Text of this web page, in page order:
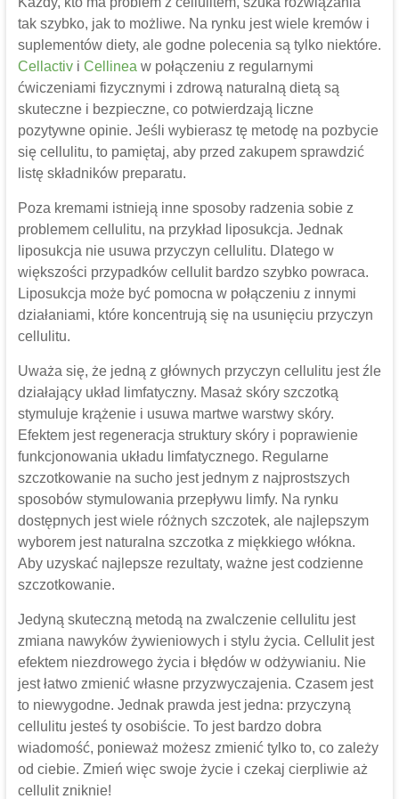
tak szybko, jak to możliwe. Na rynku jest wiele kremów i
suplementów diety, ale godne polecenia są tylko niektóre.
Cellactivi Cellinea w połączeniu z regularnymi
ćwiczeniami fizycznymi i zdrową naturalną dietą są
skuteczne i bezpieczne, co potwierdzają liczne
pozytywne opinie. Jeśli wybierasz tę metodę na pozbycie
się cellulitu, to pamiętaj, aby przed zakupem sprawdzić
listę składników preparatu.
Poza kremami istnieją inne sposoby radzenia sobie z
problemem cellulitu, na przykład liposukcja. Jednak
liposukcja nie usuwa przyczyn cellulitu. Dlatego w
większości przypadków cellulit bardzo szybko powraca.
Liposukcja może być pomocna w połączeniu z innymi
działaniami, które koncentrują się na usunięciu przyczyn
cellulitu.
Uważa się, że jedną z głównych przyczyn cellulitu jest źle
działający układ limfatyczny. Masaż skóry szczotką
stymuluje krążenie i usuwa martwe warstwy skóry.
Efektem jest regeneracja struktury skóry i poprawienie
funkcjonowania układu limfatycznego. Regularne
szczotkowanie na sucho jest jednym z najprostszych
sposobów stymulowania przepływu limfy. Na rynku
dostępnych jest wiele różnych szczotek, ale najlepszym
wyborem jest naturalna szczotka z miękkiego włókna.
Aby uzyskać najlepsze rezultaty, ważne jest codzienne
szczotkowanie.
Jedyną skuteczną metodą na zwalczenie cellulitu jest
zmiana nawyków żywieniowych i stylu życia. Cellulit jest
efektem niezdrowego życia i błędów w odżywianiu. Nie
jest łatwo zmienić własne przyzwyczajenia. Czasem jest
to niewygodne. Jednak prawda jest jedna: przyczyną
cellulitu jesteś ty osobiście. To jest bardzo dobra
wiadomość, ponieważ możesz zmienić tylko to, co zależy
od ciebie. Zmień więc swoje życie i czekaj cierpliwie aż
cellulit zniknie!